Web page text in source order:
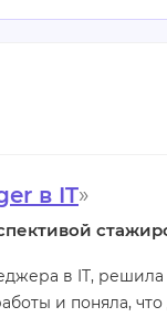
в IT»
в IT,
и поняла,